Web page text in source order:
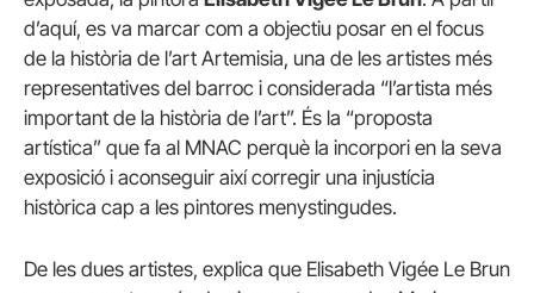
d’aquí, es va marcar com a objectiu posar en el focus
de la història de l’art Artemisia, una de les artistes més
representatives del barroc i considerada “l’artista més
important de la història de l’art”. És la “proposta
artística” que fa al MNAC perquè la incorpori en la seva
exposició i aconseguir així corregir una injustícia
històrica cap a les pintores menystingudes.
De les dues artistes, explica que Elisabeth Vigée Le Brun